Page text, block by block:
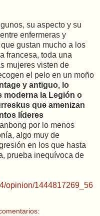
su aspecto y su
enfermeras y
gustan mucho a los
francesa, toda una
mujeres visten de
el pelo en un moño
y antiguo, lo
moderna la Legión o
que amenizan
líderes
por lo menos
algo muy de
en los que hasta
prueba inequívoca de
opinion/1444817269_56